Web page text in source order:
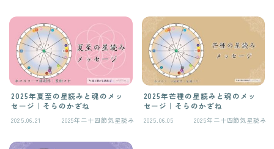
2025年夏至の星読みと魂のメッ
セージ｜そらのかざね
2025.06.21 2025年二十四節気星読み
2025年芒種の星読みと魂のメッ
セージ｜そらのかざね
2025.06.05 2025年二十四節気星読み